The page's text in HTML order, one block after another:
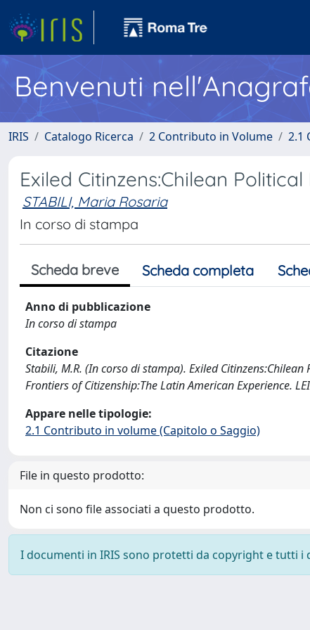
Benvenuti
IRIS Catalogo Ricerca 2 Contributo in Volume 2.1
Exiled Citinzens:Chilean
STABILI, Maria Rosaria
In corso di stampa
Scheda breve Scheda completa
Anno di pubblicazione
In corso di stampa
Citazione
Stabili, M.R. (In corso di stampa). Exiled
Frontiers of Citizenship:The Latin American Experience.
Appare nelle tipologie:
2.1 Contributo in volume (Capitolo o Saggio)
File in questo prodotto:
Non ci sono file associati a questo prodotto.
I documenti in IRIS sono protetti da copyright e tutti